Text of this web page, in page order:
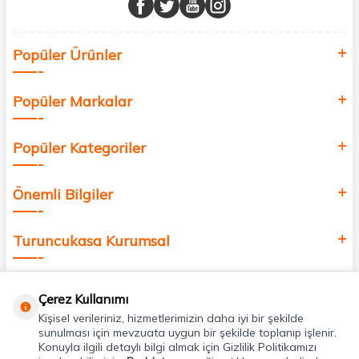
Sağlık, güzellik ve iyi yaşam için aradığınız her şey burada!
değer katmak için bize katılın!
Popüler Ürünler
Popüler Markalar
Popüler Kategoriler
Önemli Bilgiler
Turuncukasa Kurumsal
Uygulamalarımız
Çerez Kullanımı
Kişisel verileriniz, hizmetlerimizin daha iyi bir şekilde
sunulması için mevzuata uygun bir şekilde toplanıp işlenir.
Konuyla ilgili detaylı bilgi almak için Gizlilik Politikamızı